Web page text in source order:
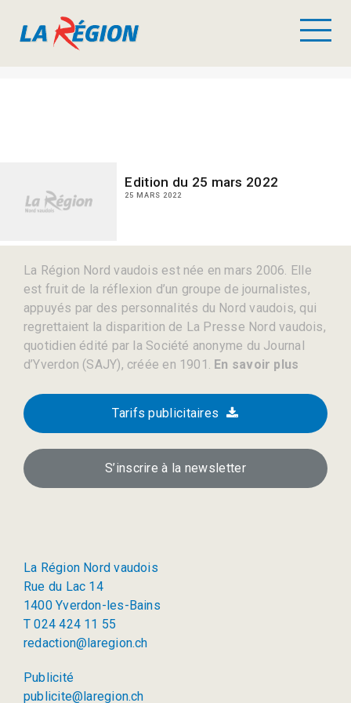
Edition du 25 mars 2022
25 MARS 2022
La Région Nord vaudois est née en mars 2006. Elle
est fruit de la réflexion d’un groupe de journalistes,
appuyés par des personnalités du Nord vaudois, qui
regrettaient la disparition de La Presse Nord vaudois,
quotidien édité par la Société anonyme du Journal
d’Yverdon (SAJY), créée en 1901. En savoir plus
Tarifs publicitaires
S’inscrire à la newsletter
La Région Nord vaudois
Rue du Lac 14
1400 Yverdon-les-Bains
T 024 424 11 55
redaction@laregion.ch
Publicité
publicite@laregion.ch